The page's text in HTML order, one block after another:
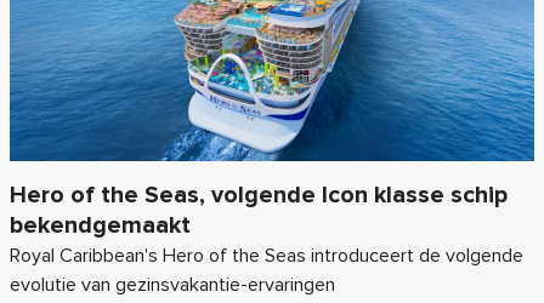
Hero of the Seas, volgende Icon klasse schip
bekendgemaakt
Royal Caribbean's Hero of the Seas introduceert de volgende
evolutie van gezinsvakantie-ervaringen